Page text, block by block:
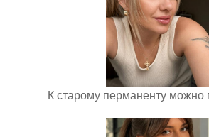
К старому перманенту можно